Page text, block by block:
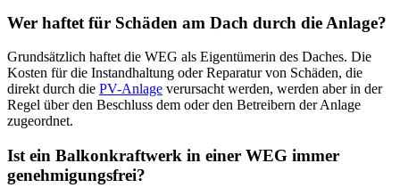
Wer haftet für Schäden am Dach durch die Anlage?
Grundsätzlich haftet die WEG als Eigentümerin des Daches. Die
Kosten für die Instandhaltung oder Reparatur von Schäden, die
direkt durch die PV-Anlage verursacht werden, werden aber in der
Regel über den Beschluss dem oder den Betreibern der Anlage
zugeordnet.
Ist ein Balkonkraftwerk in einer WEG immer
genehmigungsfrei?